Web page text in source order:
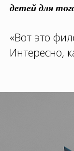
детей для
«Вот это
Интересно,